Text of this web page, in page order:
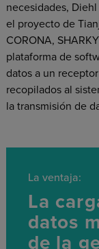
necesidades,
el proyecto de
CORONA,
plataforma de
datos a un
recopilados al
la transmisión de
La ventaja:
La
datos
de la